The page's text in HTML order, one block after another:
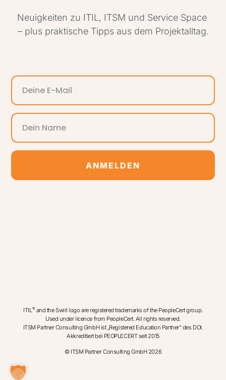
Neuigkeiten zu ITIL, ITSM und Service Space
– plus praktische Tipps aus dem Projektalltag.
ANMELDEN
ITIL®and the Swirl logo are registered trademarks of the PeopleCert group.
Used under licence from PeopleCert. All rights reserved.
ITSM Partner Consulting GmbH ist „Registered Education Partner“ des DOI.
Akkreditiert bei PEOPLECERT seit 2015
© ITSM Partner Consulting GmbH 2026